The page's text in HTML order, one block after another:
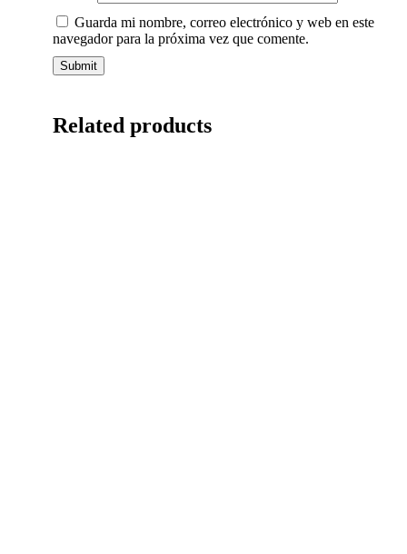
Guarda mi nombre, correo electrónico y web en este
navegador para la próxima vez que comente.
Related products